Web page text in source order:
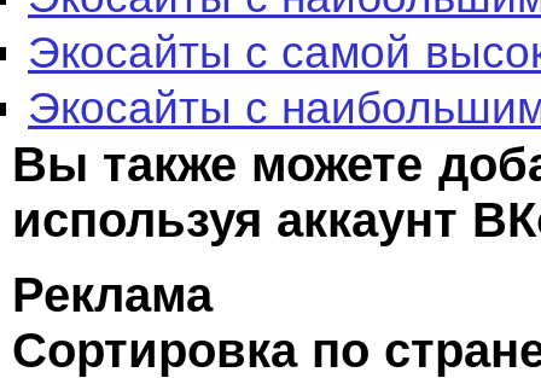
Экосайты с самой
Экосайты с
Вы также можете
используя аккаунт
Реклама
Сортировка по